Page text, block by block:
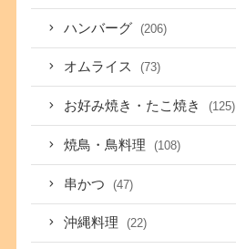
ハンバーグ (206)
オムライス (73)
お好み焼き・たこ焼き (125)
焼鳥・鳥料理 (108)
串かつ (47)
沖縄料理 (22)